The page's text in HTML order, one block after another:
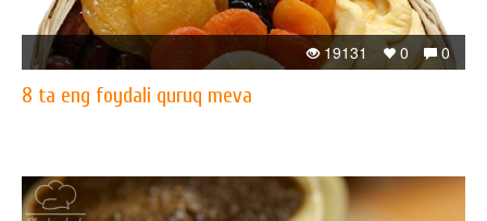
0
0
19131
8 ta eng foydali quruq meva